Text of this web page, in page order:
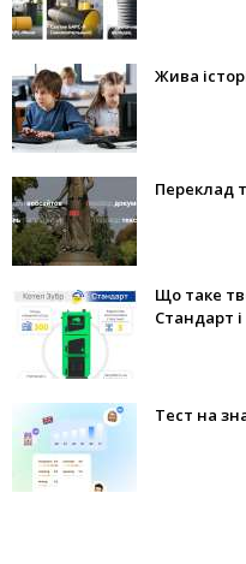
Жива
Переклад
Що таке
Стандарт
Тест на